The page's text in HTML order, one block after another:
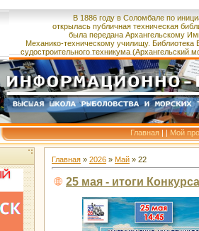
В 1886 году в Соломбале по
открылась публичная техническая
была переданаАрхангельскому
Механико-техническому училищу. Библиотека
судостроительноготехникума (Архангельский
Главная | | Мой
Главная » 2026 » Май » 22
25 мая - итоги